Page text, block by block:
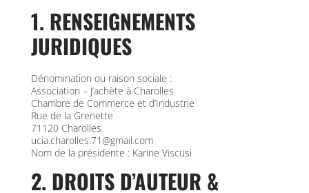
1. RENSEIGNEMENTS
JURIDIQUES
Dénomination ou raison sociale :
Association – J’achète à Charolles
Chambre de Commerce et d’Industrie
Rue de la Grenette
71120 Charolles
ucia.charolles.71@gmail.com
Nom de la présidente : Karine Viscusi
2. DROITS D’AUTEUR &